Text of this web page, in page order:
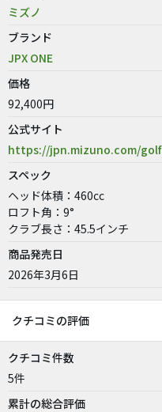
ミズノ
ブランド
JPX ONE
価格
92,400円
公式サイト
https://jpn.mizuno.com/golf
スペック
ヘッド体積：460cc
ロフト角：9°
クラブ長さ：45.5インチ
商品発売日
2026年3月6日
クチコミの評価
クチコミ件数
5件
累計の総合評価